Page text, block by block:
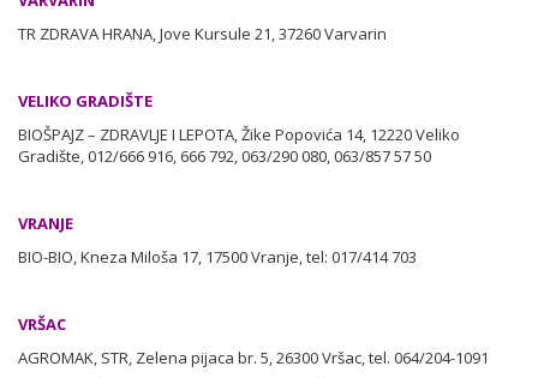
TR ZDRAVA HRANA, Jove Kursule 21, 37260 Varvarin
VELIKO GRADIŠTE
BIOŠPAJZ – ZDRAVLJE I LEPOTA, Žike Popovića 14, 12220 Veliko
Gradište, 012/666 916, 666 792, 063/290 080, 063/857 57 50
VRANJE
BIO-BIO, Kneza Miloša 17, 17500 Vranje, tel: 017/414 703
VRŠAC
AGROMAK, STR, Zelena pijaca br. 5, 26300 Vršac, tel. 064/204-1091